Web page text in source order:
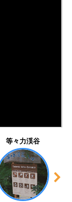
等々力渓谷